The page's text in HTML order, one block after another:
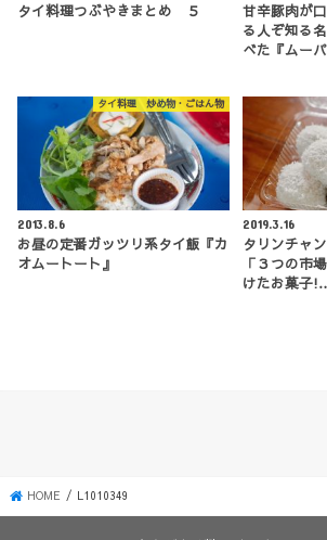
タイ料理つぶやきまとめ ５
甘辛豚肉が
る人ぞ知る
べた『ムー
タイ料理 炒め物・ごはん物
2013.8.6
お昼の定番ガッツリ系タイ飯『カ
オムートート』
2019.3.16
タリンチャ
「３つの市
けたお菓子
HOME L1010349